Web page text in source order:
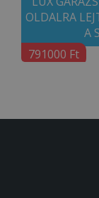
OLDALRA
A
791000 Ft